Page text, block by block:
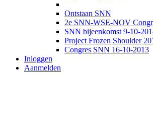
Ontstaan SNN
2e SNN-WSE-NOV
SNN bijeenkomst 9-10-
Project Frozen Shoulder
Congres SNN 16-10-2013
Inloggen
Aanmelden